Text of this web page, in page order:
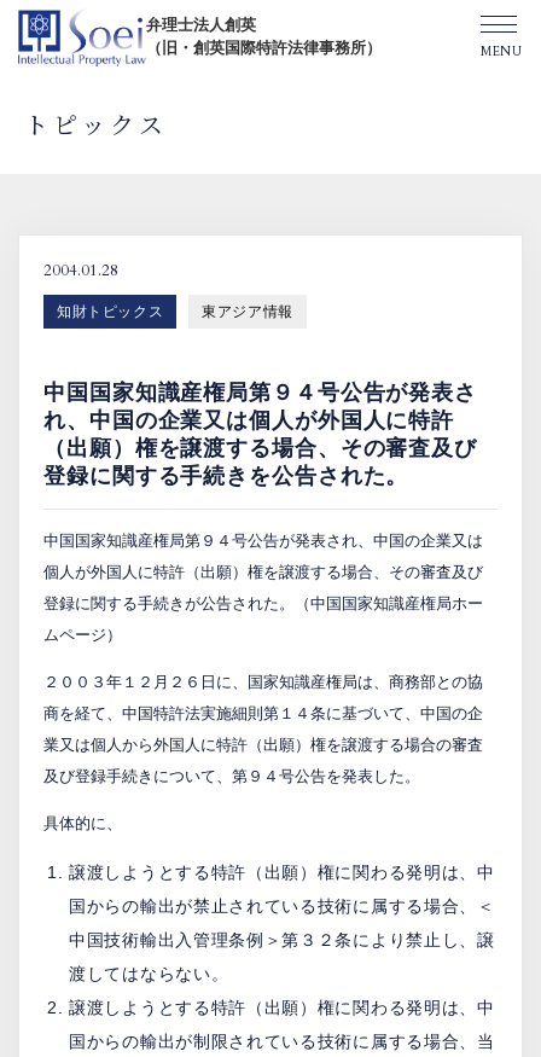
弁理士法人創英
（旧・創英国際特許法律事務所）
弁理士紹介
TOPICS/出版物/セミナー
SHIP（米国直接出願）
PCTnavi
創英設樂法律事務所
日本語 English
お客様専用サイト
トピックス
2004.01.28
知財トピックス 東アジア情報
中国国家知識産権局第９４号公告が発表さ
れ、中国の企業又は個人が外国人に特許
（出願）権を譲渡する場合、その審査及び
登録に関する手続きを公告された。
中国国家知識産権局第９４号公告が発表され、中国の企業又は
個人が外国人に特許（出願）権を譲渡する場合、その審査及び
登録に関する手続きが公告された。（中国国家知識産権局ホー
ムページ）
２００３年１２月２６日に、国家知識産権局は、商務部との協
商を経て、中国特許法実施細則第１４条に基づいて、中国の企
業又は個人から外国人に特許（出願）権を譲渡する場合の審査
及び登録手続きについて、第９４号公告を発表した。
具体的に、
譲渡しようとする特許（出願）権に関わる発明は、中
国からの輸出が禁止されている技術に属する場合、＜
中国技術輸出入管理条例＞第３２条により禁止し、譲
渡してはならない。
譲渡しようとする特許（出願）権に関わる発明は、中
国からの輸出が制限されている技術に属する場合、当